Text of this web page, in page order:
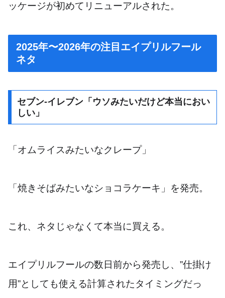
ッケージが初めてリニューアルされた。
2025年〜2026年の注目エイプリルフール
ネタ
セブン-イレブン「ウソみたいだけど本当におい
しい」
「オムライスみたいなクレープ」
「焼きそばみたいなショコラケーキ」を発売。
これ、ネタじゃなくて本当に買える。
エイプリルフールの数日前から発売し、”仕掛け
用”としても使える計算されたタイミングだっ